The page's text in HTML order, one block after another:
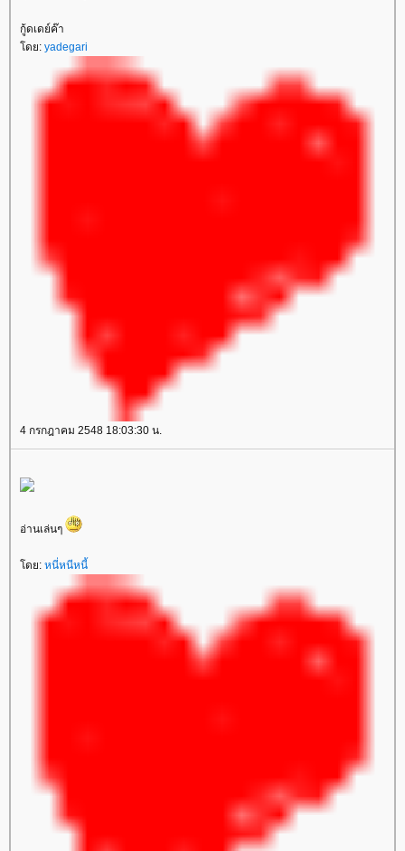
กู้ดเดย์ค๊า
ดย: yadegari
4 กรกฎาคม 2548 18:03:30 น.
อ่านเล่นๆ
ดย: หนี่หนีหนี้